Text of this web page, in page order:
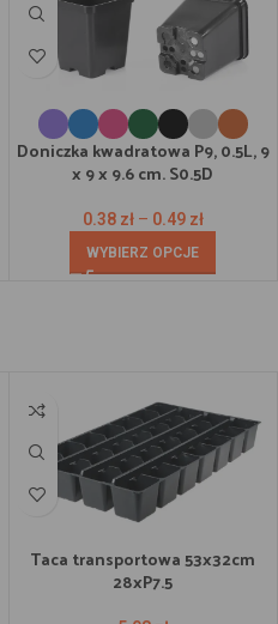
Doniczka kwadratowa P9, 0.5L, 9
x 9 x 9.6 cm. S0.5D
0.38 zł – 0.49 zł
WYBIERZ OPCJE
Taca transportowa 53x32cm
28xP7.5